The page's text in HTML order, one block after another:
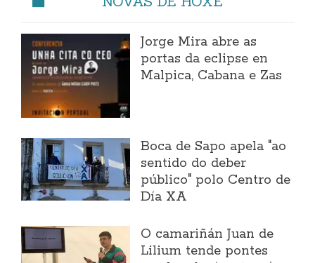
Jorge Mira abre as
portas da eclipse en
Malpica, Cabana e Zas
Boca de Sapo apela "ao
sentido do deber
público" polo Centro de
Día XA
O camariñán Juan de
Lilium tende pontes